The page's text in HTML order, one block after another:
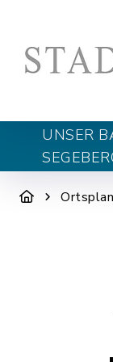
UNSER
Ortsplan